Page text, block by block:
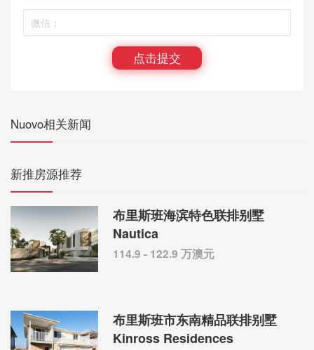
点击提交
Nuovo相关新闻
新推房源推荐
布里斯班海滨特色联排别墅
Nautica
114.9 - 122.9 万澳元
布里斯班市东南精品联排别墅
Kinross Residences